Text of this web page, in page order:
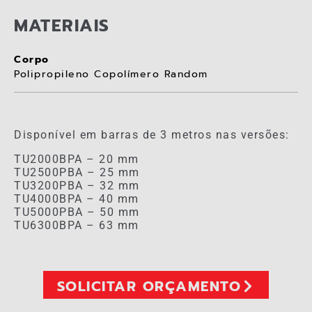
MATERIAIS
Corpo
Polipropileno Copolímero Random
Disponível em barras de 3 metros nas versões:
TU2000BPA – 20 mm
TU2500PBA – 25 mm
TU3200PBA – 32 mm
TU4000BPA – 40 mm
TU5000PBA – 50 mm
TU6300BPA – 63 mm
SOLICITAR ORÇAMENTO